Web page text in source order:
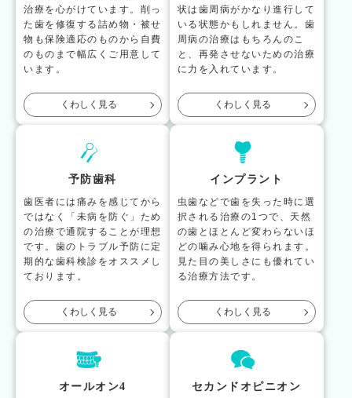
治療を心がけています。削っ
た歯を修復する詰め物・被せ
物も保険適応のものから自費
のものまで幅広くご用意して
います。
くわしく見る
状は歯周病がかなり進行して
いる状態かもしれません。歯
周病の治療はもちろんのこ
と、再発させないための治療
に力を入れています。
くわしく見る
予防歯科
歯医者には痛みを感じてから
ではなく「未病を防ぐ」ため
の治療で通院することが理想
です。歯のトラブル予防に定
期的な歯科検診をオススメし
ております。
くわしく見る
インプラント
虫歯などで歯を失った時に選
択される治療の1つで、天然
の歯とほとんど変わらないほ
どの噛み心地を得られます。
見た目の美しさにも優れてい
る治療方法です。
くわしく見る
オールオン4 セカンドオピニオン